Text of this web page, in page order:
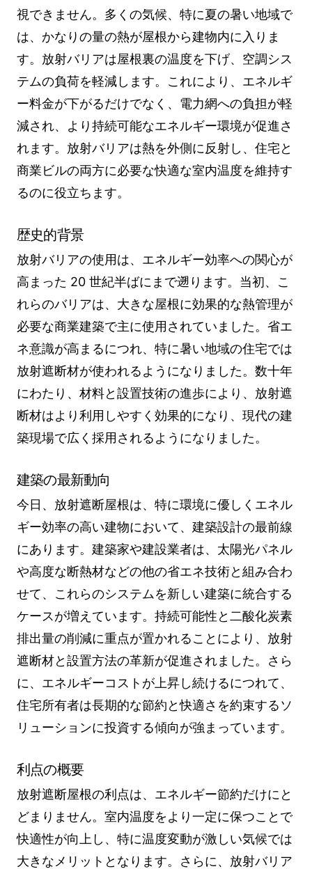
視できません。多くの気候、特に夏の暑い地域で
は、かなりの量の熱が屋根から建物内に入りま
す。放射バリアは屋根裏の温度を下げ、空調シス
テムの負荷を軽減します。これにより、エネルギ
ー料金が下がるだけでなく、電力網への負担が軽
減され、より持続可能なエネルギー環境が促進さ
れます。放射バリアは熱を外側に反射し、住宅と
商業ビルの両方に必要な快適な室内温度を維持す
るのに役立ちます。
歴史的背景
放射バリアの使用は、エネルギー効率への関心が
高まった 20 世紀半ばにまで遡ります。当初、こ
れらのバリアは、大きな屋根に効果的な熱管理が
必要な商業建築で主に使用されていました。省エ
ネ意識が高まるにつれ、特に暑い地域の住宅では
放射遮断材が使われるようになりました。数十年
にわたり、材料と設置技術の進歩により、放射遮
断材はより利用しやすく効果的になり、現代の建
築現場で広く採用されるようになりました。
建築の最新動向
今日、放射遮断屋根は、特に環境に優しくエネル
ギー効率の高い建物において、建築設計の最前線
にあります。建築家や建設業者は、太陽光パネル
や高度な断熱材などの他の省エネ技術と組み合わ
せて、これらのシステムを新しい建築に統合する
ケースが増えています。持続可能性と二酸化炭素
排出量の削減に重点が置かれることにより、放射
遮断材と設置方法の革新が促進されました。さら
に、エネルギーコストが上昇し続けるにつれて、
住宅所有者は長期的な節約と快適さを約束するソ
リューションに投資する傾向が強まっています。
利点の概要
放射遮断屋根の利点は、エネルギー節約だけにと
どまりません。室内温度をより一定に保つことで
快適性が向上し、特に温度変動が激しい気候では
大きなメリットとなります。さらに、放射バリア